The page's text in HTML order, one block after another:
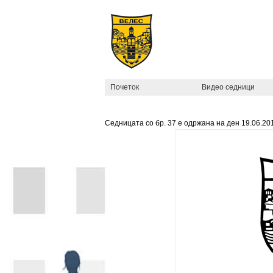
Почеток Видео седници
Седницата со бр. 37 е одржана на ден